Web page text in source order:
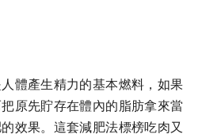
體產生精力的基本燃料，如果
原先貯存在體內的脂肪拿來當
效果。這套減肥法標榜吃肉又